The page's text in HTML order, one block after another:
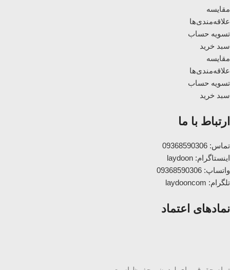
مقایسه
علاقه‌مندی‌ها
تسویه حساب
سبد خرید
مقایسه
علاقه‌مندی‌ها
تسویه حساب
سبد خرید
ارتباط با ما
تماس: 09368590306
اینستاگرام: laydoon
واتساپ: 09368590306
تلگرام: laydooncom
نمادهای اعتماد